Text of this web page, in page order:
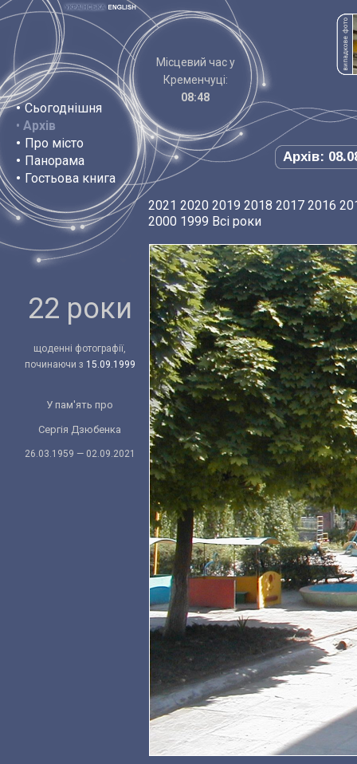
• Сьогоднішня
• Архів
• Про місто
• Панорама
• Гостьова книга
Місцевий час у
Кременчуці:
08:48
Архів:
22 роки
щоденні фотографії,
починаючи з 15.09.1999
У пам'ять про
Сергія Дзюбенка
26.03.1959 — 02.09.2021
2021 2020 2019 2018 2017 2016
2000 1999 Всі роки